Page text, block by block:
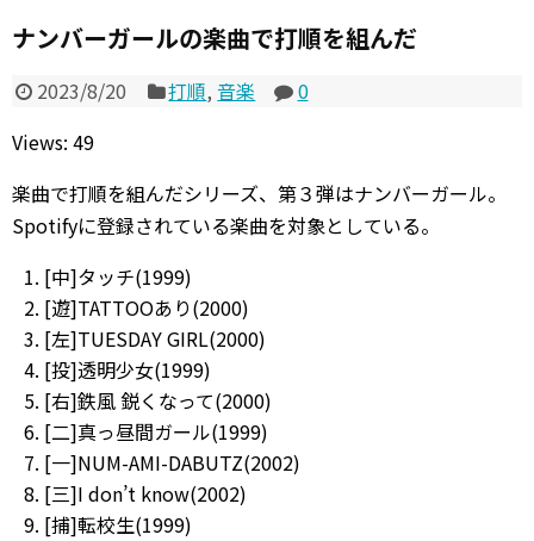
ナンバーガールの楽曲で打順を組んだ
2023/8/20 打順,音楽
0
Views: 49
楽曲で打順を組んだシリーズ、第３弾はナンバーガール。
Spotifyに登録されている楽曲を対象としている。
[中]タッチ(1999)
[遊]TATTOOあり(2000)
[左]TUESDAY GIRL(2000)
[投]透明少女(1999)
[右]鉄風 鋭くなって(2000)
[二]真っ昼間ガール(1999)
[一]NUM-AMI-DABUTZ(2002)
[三]I don’t know(2002)
[捕]転校生(1999)